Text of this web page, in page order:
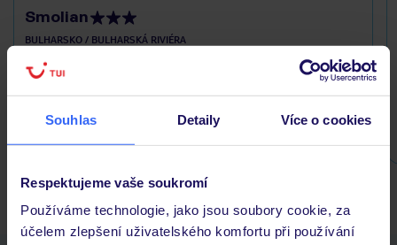
Souhlas Detaily Více o cookies
Respektujeme vaše soukromí
Používáme technologie, jako jsou soubory cookie, za
účelem zlepšení uživatelského komfortu při používání
Smolian
BULHARSKO / BULHARSKÁ RIVIÉRA
útulné zařízení